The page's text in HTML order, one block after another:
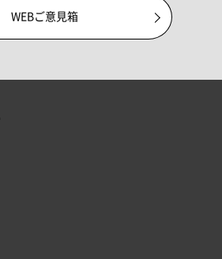
WEBご意見箱